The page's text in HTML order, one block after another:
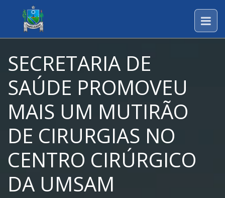
SECRETARIA DE
SAÚDE PROMOVEU
MAIS UM MUTIRÃO
DE CIRURGIAS NO
CENTRO CIRÚRGICO
DA UMSAM